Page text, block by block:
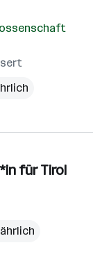
für Tirol